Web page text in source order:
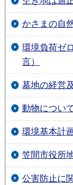
かさまの自
環境負荷ゼ
言）
墓地の経営
動物につい
環境基本計
笠間市役所
公害防止に